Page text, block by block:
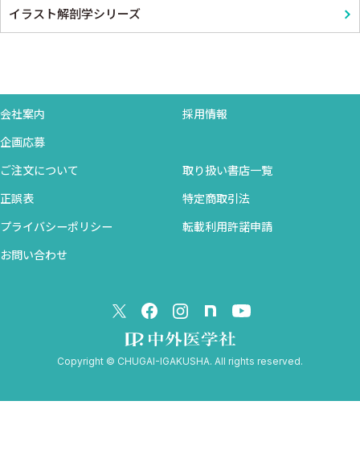
イラスト解剖学シリーズ
会社案内 採用情報
企画応募
ご注文について 取り扱い書店一覧
正誤表 特定商取引法
プライバシーポリシー 転載利用許諾申請
お問い合わせ
Copyright © CHUGAI-IGAKUSHA. All rights reserved.